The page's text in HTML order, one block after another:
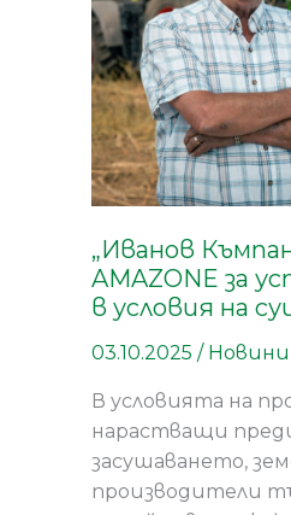
„Иванов
AMAZONE за
в условия на
03.10.2025 / Новини
В условията на
нарастващи
засушаването,
производители
устойчиво
земеделие
в
условия
на
суша